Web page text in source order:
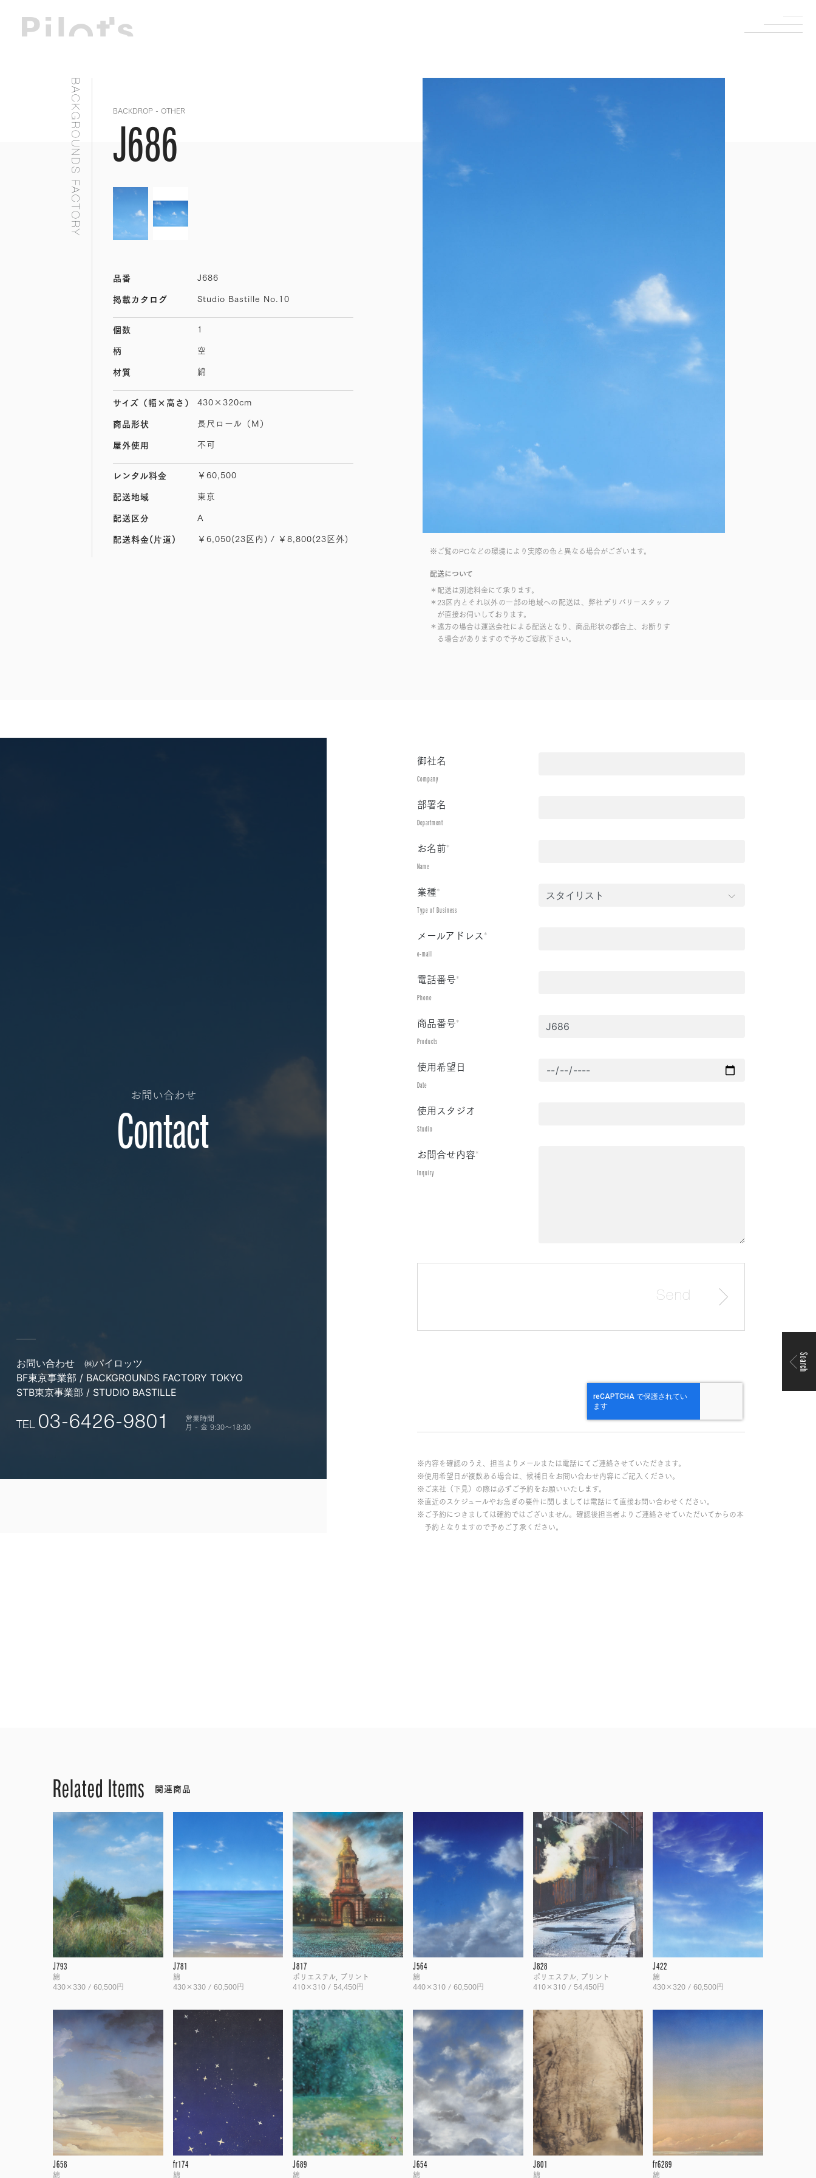
BACKGROUNDS FACTORY BACKDROP - OTHER
J686
※ご覧のPCなどの環境により実際の色と異なる場合がございます。
配送について
＊配送は別途料金にて承ります。
＊23区内とそれ以外の一部の地域への配送は、弊社デリバリースタッフ
が直接お伺いしております。
＊遠方の場合は運送会社による配送となり、商品形状の都合上、お断りす
る場合がありますので予めご容赦下さい。
品番 J686
掲載カタログ Studio Bastille No.10
個数 1
柄 空
材質 綿
サイズ （幅×高さ） 430×320cm
商品形状 長尺ロール（M）
屋外使用 不可
レンタル料金 ￥60,500
配送地域 東京
配送区分 A
配送料金(片道) ￥6,050(23区内) / ￥8,800(23区外)
お問い合わせ
Contact
お問い合わせ
㈱パイロッツ
BF東京事業部 / BACKGROUNDS FACTORY TOKYO
STB東京事業部 / STUDIO BASTILLE
TEL 03-6426-9801 営業時間
月 - 金 9:30〜18:30
御社名
Company
部署名
Department
お名前*
Name
業種*
Type of Business
メールアドレス*
e-mail
電話番号*
Phone
商品番号*
Products
使用希望日
Date
使用スタジオ
Studio
お問合せ内容*
Inquiry
※内容を確認のうえ、担当よりメールまたは電話にてご連絡させていただきます。
※使用希望日が複数ある場合は、候補日をお問い合わせ内容にご記入ください。
※ご来社（下見）の際は必ずご予約をお願いいたします。
※直近のスケジュールやお急ぎの要件に関しましては電話にて直接お問い合わせください。
※ご予約につきましては確約ではございません。確認後担当者よりご連絡させていただいてからの本
予約となりますので予めご了承ください。
Related Items 関連商品
J793
綿
430×330 / 60,500円
J781
綿
430×330 / 60,500円
J817
ポリエステル, プリント
410×310 / 54,450円
J564
綿
440×310 / 60,500円
J828
ポリエステル, プリント
410×310 / 54,450円
J422
綿
430×320 / 60,500円
J658
綿
fr174
綿
J689
綿
J654
綿
J801
綿
fr6289
綿
Search